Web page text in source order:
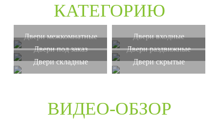
КАТЕГОРИЮ
Двери межкомнатные
Двери входные
Двери под заказ
Двери раздвижные
Двери складные
Двери скрытые
ВИДЕО-ОБЗОР